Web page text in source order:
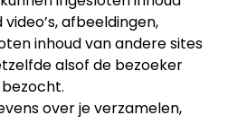
afbeeldingen,
inhoud van andere sites
alsof de bezoeker
over je verzamelen,